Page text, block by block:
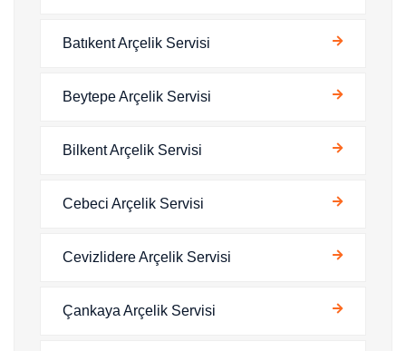
Batıkent Arçelik Servisi
Beytepe Arçelik Servisi
Bilkent Arçelik Servisi
Cebeci Arçelik Servisi
Cevizlidere Arçelik Servisi
Çankaya Arçelik Servisi